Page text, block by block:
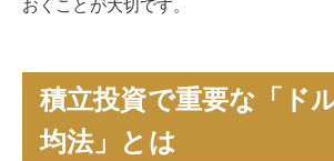
おくことが大切です。
積立投資で重要な「ド
均法」とは